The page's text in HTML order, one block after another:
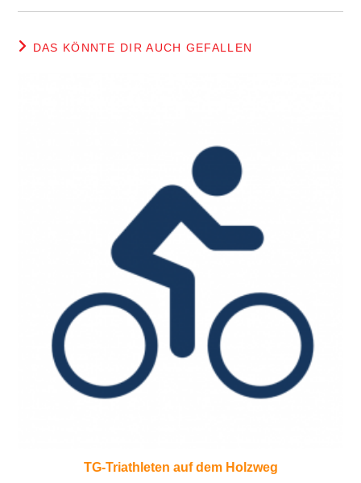
DAS KÖNNTE DIR AUCH GEFALLEN
TG-Triathleten auf dem Holzweg